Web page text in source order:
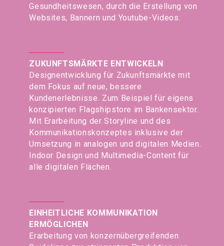
Gesundheitswesen, durch die Erstellung von
Websites, Bannern und Youtube-Videos.
ZUKUNFTSMÄRKTE ENTWICKELN
Designentwicklung für Zukunftsmärkte mit
dem Fokus auf neue, bessere
Kundenerlebnisse. Zum Beispiel für eigens
konzipierten Flagshipstore im Bankensektor.
Mit Erarbeitung der Storyline und des
Kommunikationskonzeptes inklusive der
Umsetzung in analogen und digitalen Medien.
Indoor Design und Multimedia-Content für
alle digitalen Flächen.
EINHEITLICHE KOMMUNIKATION
ERMÖGLICHEN
Erarbeitung von konzernübergreifenden